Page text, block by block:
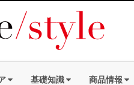
基礎知識 商品情報